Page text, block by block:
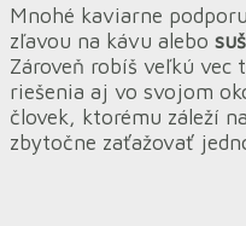
Mnohé kaviarne
zľavou na kávu alebo
Zároveň robíš veľkú vec
riešenia aj vo svojom
človek, ktorému záleží
zbytočne zaťažovať